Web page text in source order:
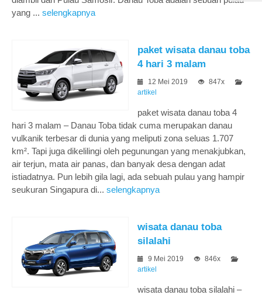
yang ... selengkapnya
paket wisata danau toba
4 hari 3 malam
12 Mei 2019
847x
artikel
paket wisata danau toba 4
hari 3 malam – Danau Toba tidak cuma merupakan danau
vulkanik terbesar di dunia yang meliputi zona seluas 1.707
km². Tapi juga dikelilingi oleh pegunungan yang menakjubkan,
air terjun, mata air panas, dan banyak desa dengan adat
istiadatnya. Pun lebih gila lagi, ada sebuah pulau yang hampir
seukuran Singapura di... selengkapnya
wisata danau toba
silalahi
9 Mei 2019
846x
artikel
wisata danau toba silalahi –